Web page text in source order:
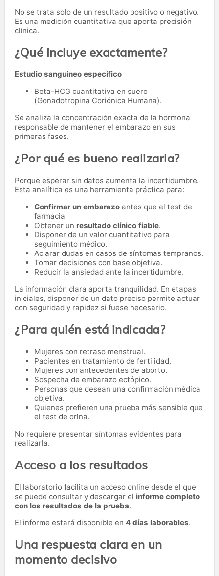
No se trata solo de un resultado positivo o negativo.
Es una medición cuantitativa que aporta precisión
clínica.
¿Qué incluye exactamente?
Estudio sanguíneo específico
Beta-HCG cuantitativa en suero
(Gonadotropina Coriónica Humana).
Se analiza la concentración exacta de la hormona
responsable de mantener el embarazo en sus
primeras fases.
¿Por qué es bueno realizarla?
Porque esperar sin datos aumenta la incertidumbre.
Esta analítica es una herramienta práctica para:
Confirmar un embarazo antes que el test de
farmacia.
Obtener un resultado clínico fiable.
Disponer de un valor cuantitativo para
seguimiento médico.
Aclarar dudas en casos de síntomas tempranos.
Tomar decisiones con base objetiva.
Reducir la ansiedad ante la incertidumbre.
La información clara aporta tranquilidad. En etapas
iniciales, disponer de un dato preciso permite actuar
con seguridad y rapidez si fuese necesario.
¿Para quién está indicada?
Mujeres con retraso menstrual.
Pacientes en tratamiento de fertilidad.
Mujeres con antecedentes de aborto.
Sospecha de embarazo ectópico.
Personas que desean una confirmación médica
objetiva.
Quienes prefieren una prueba más sensible que
el test de orina.
No requiere presentar síntomas evidentes para
realizarla.
Acceso a los resultados
El laboratorio facilita un acceso online desde el que
se puede consultar y descargar el informe completo
con los resultados de la prueba.
El informe estará disponible en 4 días laborables.
Una respuesta clara en un
momento decisivo